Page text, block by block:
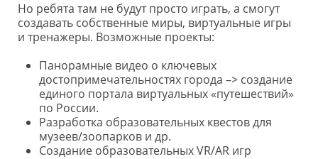
Но ребята там не будут просто играть, а смогут
создавать собственные миры, виртуальные игры
и тренажеры. Возможные проекты:
Панорамные видео о ключевых
достопримечательностях города –> создание
единого портала виртуальных «путешествий»
по России.
Разработка образовательных квестов для
музеев/зоопарков и др.
Создание образовательных VR/AR игр